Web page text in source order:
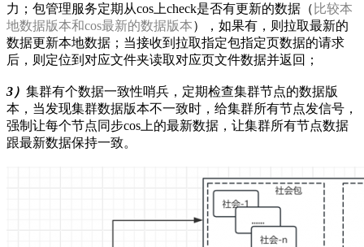
力；包管理服务定期从cos上check是否有更新的数据（ 比较本
地数据版本和cos最新的数据版本），如果有，则拉取最新的
数据更新本地数据；当接收到拉取指定包指定页数据的请求
后，则定位到对应文件夹读取对应页文件数据并返回；
3） 集群有个数据一致性哨兵，定期检查集群节点的数据版
本，当发现集群数据版本不一致时，给集群所有节点发信号，
强制让每个节点同步cos上的最新数据，让集群所有节点数据
跟最新数据保持一致。